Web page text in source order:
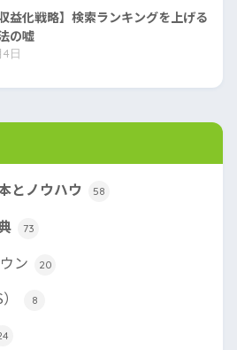
益化戦略】検索ランキングを上げる
の嘘
日
とノウハウ 58
73
ン 20
8